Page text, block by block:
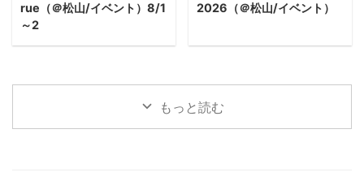
rue（＠松山/イベント）8/1
～2
2026（＠松山/イベント）
もっと読む